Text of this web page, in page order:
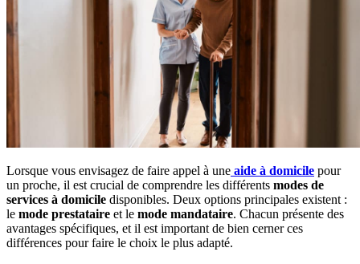
Lorsque vous envisagez de faire appel à une aide à domicile pour
un proche, il est crucial de comprendre les différents modes de
services à domicile disponibles. Deux options principales existent :
le mode prestataire et le mode mandataire. Chacun présente des
avantages spécifiques, et il est important de bien cerner ces
différences pour faire le choix le plus adapté.